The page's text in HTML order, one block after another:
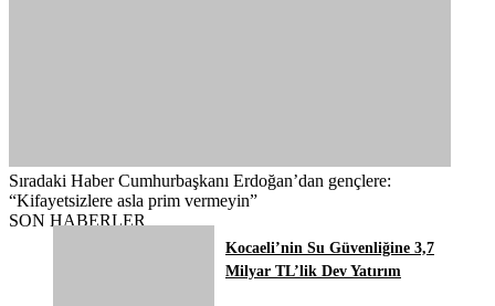
Sıradaki Haber Cumhurbaşkanı Erdoğan’dan gençlere:
“Kifayetsizlere asla prim vermeyin”
SON HABERLER
Kocaeli’nin Su Güvenliğine 3,7
Milyar TL’lik Dev Yatırım